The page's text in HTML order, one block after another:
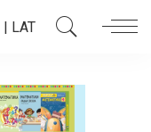
| LAT